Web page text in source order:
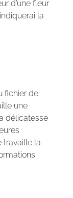
d’une fleur
la
fichier de
une
délicatesse
travaille la